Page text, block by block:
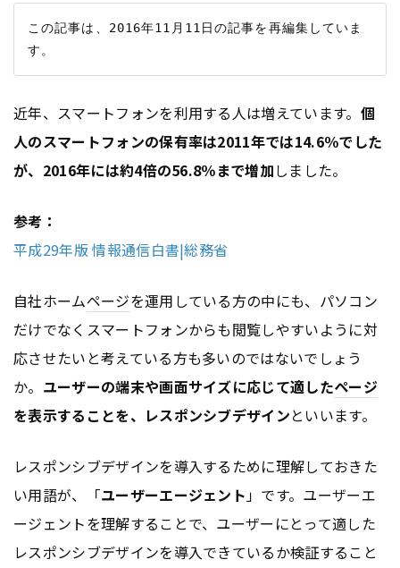
この記事は、2016年11月11日の記事を再編集していま
近年、スマートフォンを利用する人は増えています。 個
人のスマートフォンの保有率は2011年では14.6％でした
が、2016年には約4倍の56.8％まで増加しました。
参考：
平成29年版 情報通信白書|総務省
自社ホームページを運用している方の中にも、パソコン
だけでなくスマートフォンからも閲覧しやすいように対
応させたいと考えている方も多いのではないでしょう
か。 ユーザーの端末や画面サイズに応じて適したページ
を表示することを、レスポンシブデザインといいます。
レスポンシブデザインを導入するために理解しておきた
い用語が、「ユーザーエージェント」です。ユーザーエ
ージェントを理解することで、ユーザーにとって適した
レスポンシブデザインを導入できているか検証すること